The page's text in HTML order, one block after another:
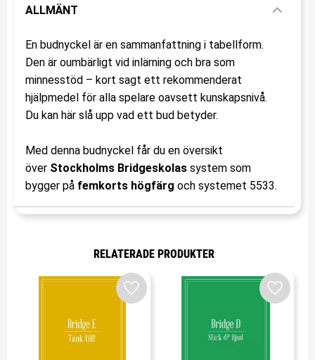
ALLMÄNT
En budnyckel är en sammanfattning i tabellform.
Den är oumbärligt vid inlärning och bra som
minnesstöd – kort sagt ett rekommenderat
hjälpmedel för alla spelare oavsett kunskapsnivå.
Du kan här slå upp vad ett bud betyder.
Med denna budnyckel får du en översikt
över Stockholms Bridgeskolas system som
bygger på femkorts högfärg och systemet 5533.
RELATERADE PRODUKTER
Lägg till i favoriter Lägg